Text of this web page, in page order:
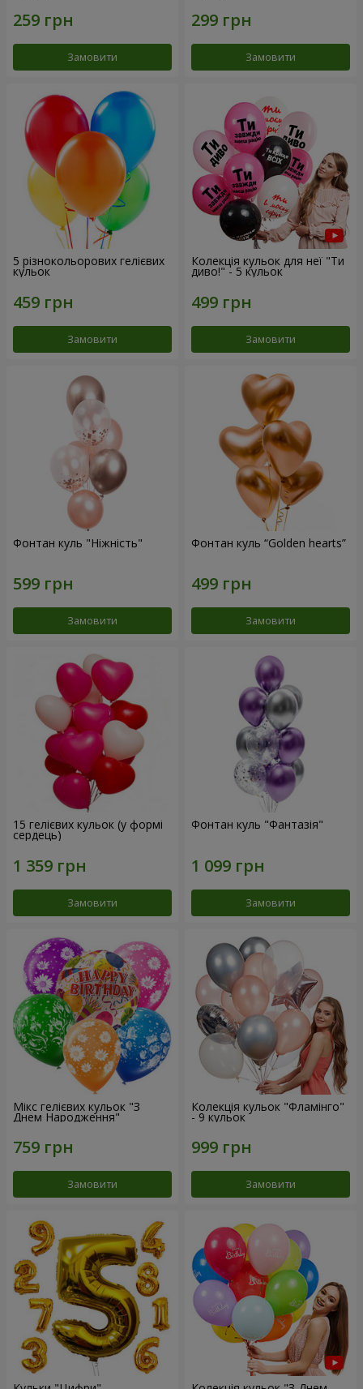
Замовити Замовити
5 різнокольорових гелієвих
кульок
Замовити
Колекція кульок для неї "Ти
диво!" - 5 кульок
Замовити
Фонтан куль "Ніжність"
Замовити
Фонтан куль “Golden hearts”
Замовити
15 гелієвих кульок (у формі
сердець)
Замовити
Фонтан куль "Фантазія"
Замовити
Мікс гелієвих кульок "З
Днем Народження"
Замовити
Колекція кульок "Фламінго"
- 9 кульок
Замовити